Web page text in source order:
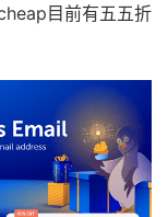
目前有五五折